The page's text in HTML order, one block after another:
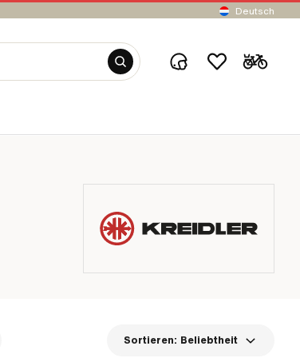
Deutsch
Sortieren: Beliebtheit